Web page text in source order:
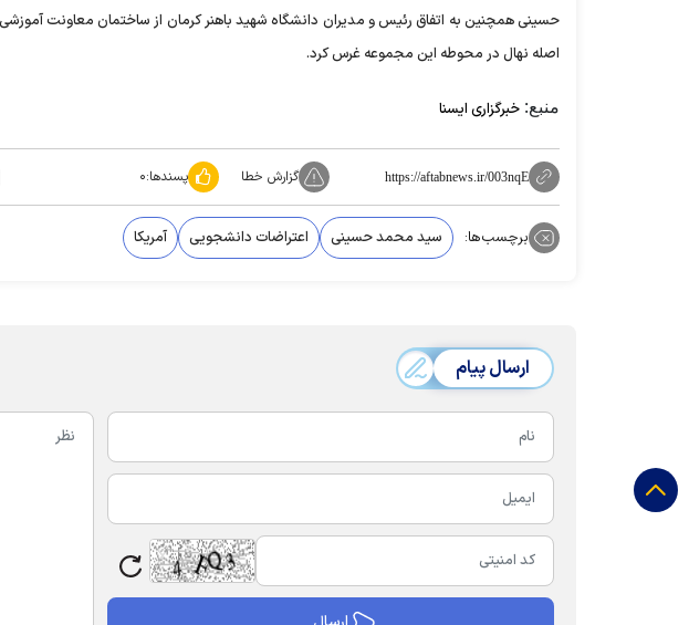
حسینی همچنین به اتفاق رئیس و مدیران دانشگاه شهید باهنر کرمان از ساختمان معاونت آموزشی
اصله نهال در محوطه این مجموعه غرس کرد.
منبع: خبرگزاری ایسنا
https://aftabnews.ir/003nqE گزارش خطا پسندها:۰
برچسب‌ها: سید محمد حسینی اعتراضات دانشجویی آمریکا
ارسال پیام